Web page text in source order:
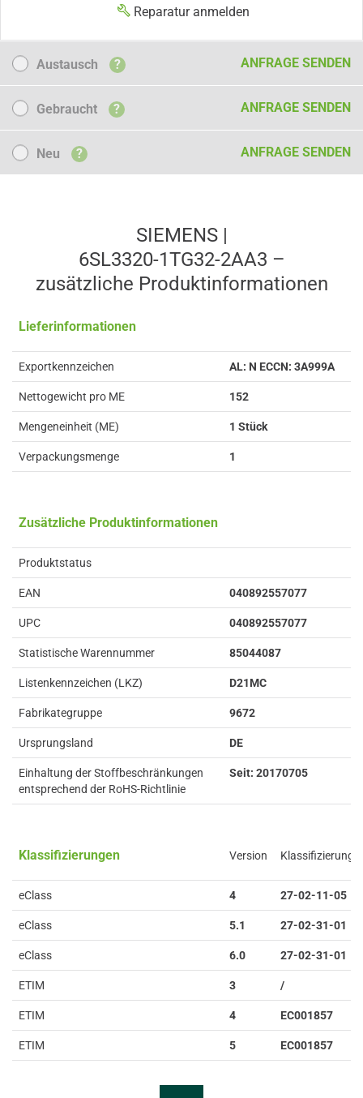
Reparatur anmelden
Austausch
Austausch ? ANFRAGE SENDEN
Gebraucht
Gebraucht ? ANFRAGE SENDEN
NeuNeu ? ANFRAGE SENDEN
SIEMENS |
6SL3320-1TG32-2AA3 –
zusätzliche Produkt­informationen
Lieferinformationen
Exportkennzeichen AL: N ECCN: 3A999A
Nettogewicht pro ME 152
Mengeneinheit (ME) 1 Stück
Verpackungsmenge 1
Zusätzliche Produktinformationen
Produktstatus
EAN 040892557077
UPC 040892557077
Statistische Warennummer 85044087
Listenkennzeichen (LKZ) D21MC
Fabrikategruppe 9672
Ursprungsland DE
Einhaltung der Stoffbeschränkungen
entsprechend der RoHS-Richtlinie
Seit: 20170705
Klassifizierungen Version Klassifizierung
eClass 4 27-02-11-05
eClass 5.1 27-02-31-01
eClass 6.0 27-02-31-01
ETIM 3 /
ETIM 4 EC001857
ETIM 5 EC001857